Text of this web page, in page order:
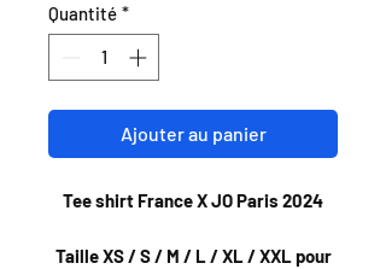
Quantité *
Ajouter au panier
Tee shirt France X JO Paris 2024
Taille XS / S / M / L / XL / XXL pour